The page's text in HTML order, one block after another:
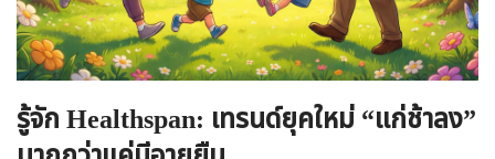
รู้จัก Healthspan: เทรนด์ยุคใหม่ “แก่ช้าลง”